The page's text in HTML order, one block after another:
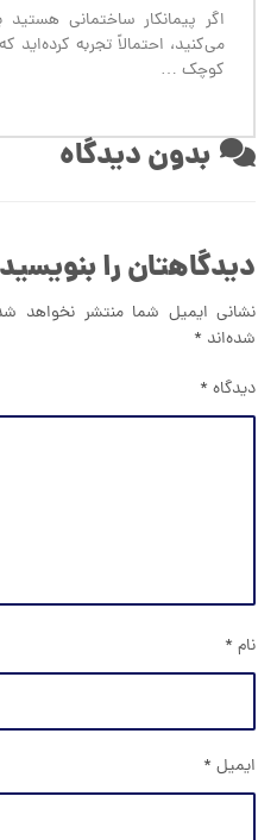
اگر پیمانکار ساختمانی هستید
می‌کنید، احتمالاً تجربه
کوچک …
بدون دیدگاه
دیدگاهتان را بنویسید
نشانی ایمیل شما منتشر نخواهد
شده‌اند *
دیدگاه *
نام *
ایمیل *